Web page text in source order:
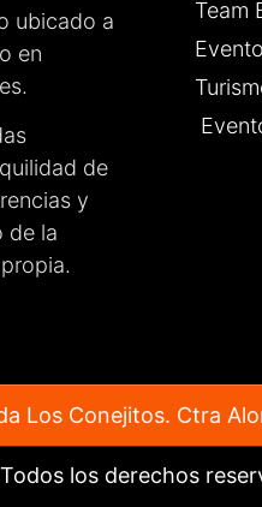
que tanto los
los invitados nos
cómodos.
duda, un lugar totalmente
recomendable para celebrar
evento.
gran trabajo que hacéis!
ubicado a
en
de
y
de la
Team
Los Conejitos. Ctra
los derechos